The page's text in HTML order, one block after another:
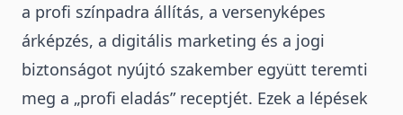
a profi színpadra állítás, a versenyképes
árképzés, a digitális marketing és a jogi
biztonságot nyújtó szakember együtt teremti
meg a „profi eladás” receptjét. Ezek a lépések